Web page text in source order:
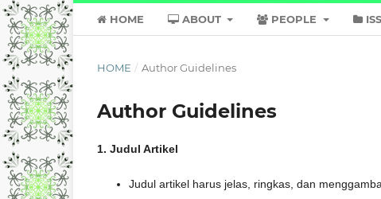
HOME ABOUT PEOPLE
HOME / Author Guidelines
Author Guidelines
1. Judul Artikel
Judul artikel harus jelas, ringkas, dan